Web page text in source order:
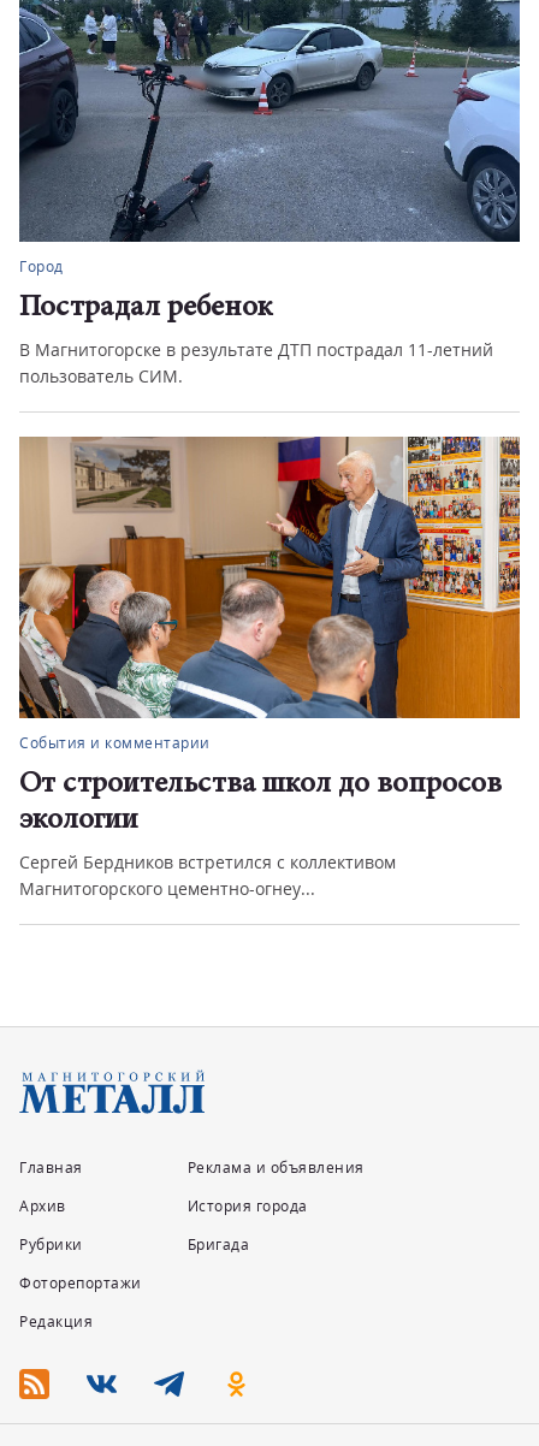
Город
Пострадал ребенок
В Магнитогорске в результате ДТП пострадал 11-летний
пользователь СИМ.
События и комментарии
От строительства школ до вопросов
экологии
Сергей Бердников встретился с коллективом
Магнитогорского цементно-огнеу...
Главная
Архив
Рубрики
Фоторепортажи
Редакция
Реклама и объявления
История города
Бригада